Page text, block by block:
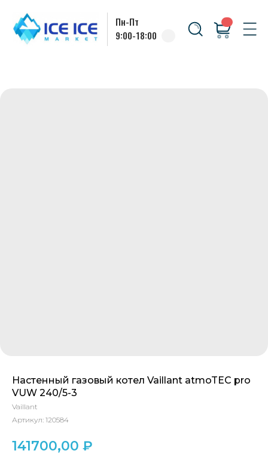
9:00-18:00
Настенный газовый котел Vaillant atmoTEC pro
VUW 240/5-3
Vaillant
Артикул: 120584
141700,00 ₽